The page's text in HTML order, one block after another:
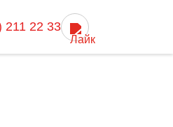
211 22 33